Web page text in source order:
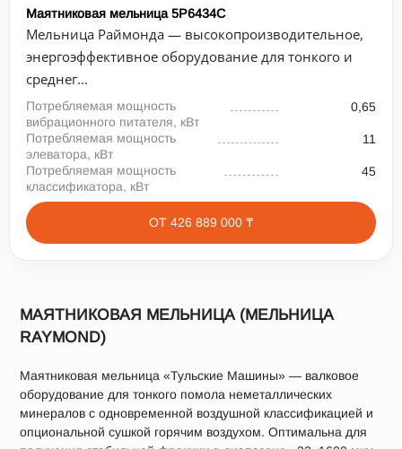
Маятниковая мельница 5Р6434С
Мельница Раймонда — высокопроизводительное,
энергоэффективное оборудование для тонкого и
среднег...
Потребляемая мощность
вибрационного питателя, кВт
0,65
Потребляемая мощность
элеватора, кВт
11
Потребляемая мощность
классификатора, кВт
45
ОТ 426 889 000 ₸
МАЯТНИКОВАЯ МЕЛЬНИЦА (МЕЛЬНИЦА
RAYMOND)
Маятниковая мельница «Тульские Машины» — валковое
оборудование для тонкого помола неметаллических
минералов с одновременной воздушной классификацией и
опциональной сушкой горячим воздухом. Оптимальна для